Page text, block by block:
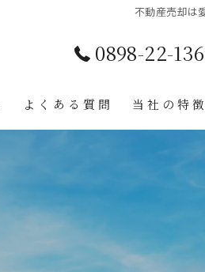
不動産売却は
0898-22-
よくある質問 当社の特徴
リノベーシ